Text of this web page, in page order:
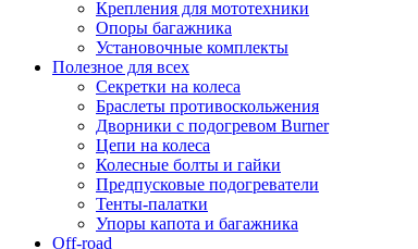
Крепления для мототехники
Опоры багажника
Установочные комплекты
Полезное для всех
Секретки на колеса
Браслеты противоскольжения
Дворники с подогревом Burner
Цепи на колеса
Колесные болты и гайки
Предпусковые подогреватели
Тенты-палатки
Упоры капота и багажника
Off-road